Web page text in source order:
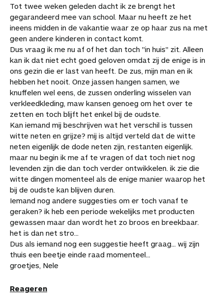
Tot twee weken geleden dacht ik ze brengt het
gegarandeerd mee van school. Maar nu heeft ze het
ineens midden in de vakantie waar ze op haar zus na met
geen andere kinderen in contact komt.
Dus vraag ik me nu af of het dan toch "in huis" zit. Alleen
kan ik dat niet echt goed geloven omdat zij de enige is in
ons gezin die er last van heeft. De zus, mijn man en ik
hebben het nooit. Onze jassen hangen samen, we
knuffelen wel eens, de zussen onderling wisselen van
verkleedkleding, maw kansen genoeg om het over te
zetten en toch blijft het enkel bij de oudste.
Kan iemand mij beschrijven wat het verschil is tussen
witte neten en grijze? mij is altijd verteld dat de witte
neten eigenlijk de dode neten zijn, restanten eigenlijk.
maar nu begin ik me af te vragen of dat toch niet nog
levenden zijn die dan toch verder ontwikkelen. ik zie die
witte dingen momenteel als de enige manier waarop het
bij de oudste kan blijven duren.
Iemand nog andere suggesties om er toch vanaf te
geraken? ik heb een periode wekelijks met producten
gewassen maar dan wordt het zo broos en breekbaar.
het is dan net stro...
Dus als iemand nog een suggestie heeft graag... wij zijn
thuis een beetje einde raad momenteel...
groetjes, Nele
Reageren